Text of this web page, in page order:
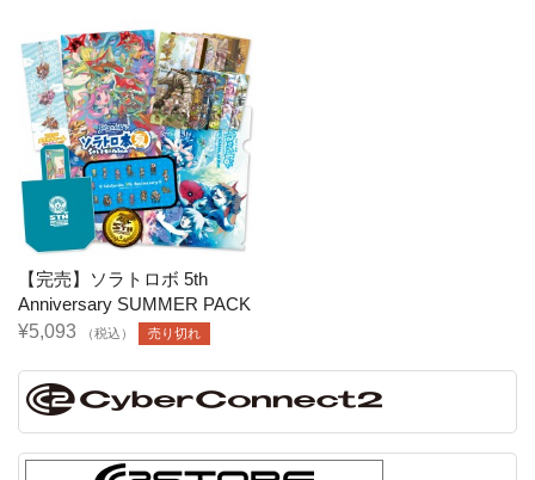
【完売】ソラトロボ 5th
Anniversary SUMMER PACK
¥5,093
（税込） 売り切れ